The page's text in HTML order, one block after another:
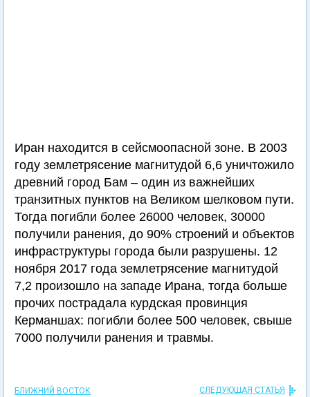
Иран находится в сейсмоопасной зоне. В 2003
году землетрясение магнитудой 6,6 уничтожило
древний город Бам – один из важнейших
транзитных пунктов на Великом шелковом пути.
Тогда погибли более 26000 человек, 30000
получили ранения, до 90% строений и объектов
инфраструктуры города были разрушены. 12
ноября 2017 года землетрясение магнитудой
7,2 произошло на западе Ирана, тогда больше
прочих пострадала курдская провинция
Керманшах: погибли более 500 человек, свыше
7000 получили ранения и травмы.
БЛИЖНИЙ ВОСТОК СЛЕДУЮЩАЯ СТАТЬЯ